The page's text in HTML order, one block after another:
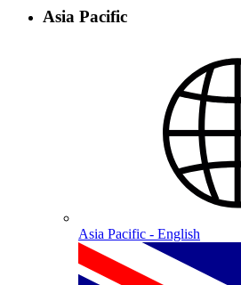
Asia Pacific
Asia Pacific - English